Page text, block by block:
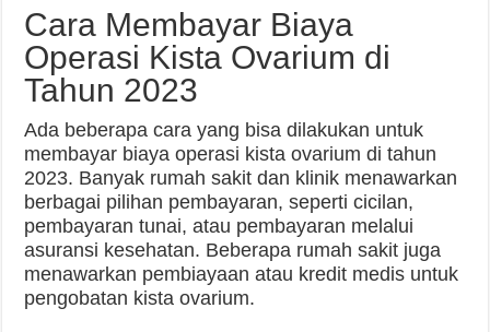
Cara Membayar Biaya
Operasi Kista Ovarium di
Tahun 2023
Ada beberapa cara yang bisa dilakukan untuk
membayar biaya operasi kista ovarium di tahun
2023. Banyak rumah sakit dan klinik menawarkan
berbagai pilihan pembayaran, seperti cicilan,
pembayaran tunai, atau pembayaran melalui
asuransi kesehatan. Beberapa rumah sakit juga
menawarkan pembiayaan atau kredit medis untuk
pengobatan kista ovarium.